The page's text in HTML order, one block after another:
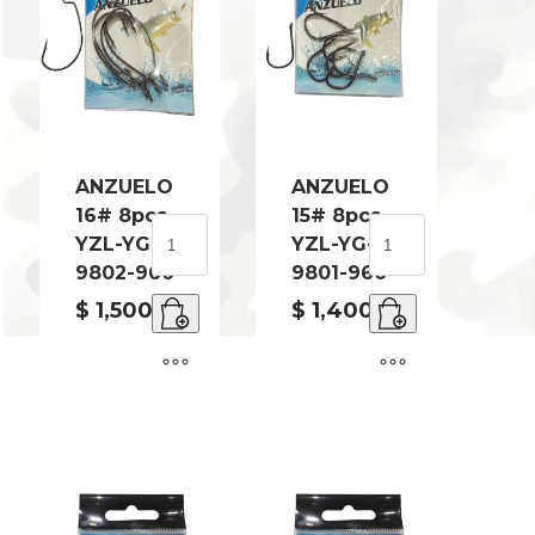
ANZUELO
16# 8pcs
YZL-YG-
9802-960
$ 1,500.00
ANZUELO
16#
8pcs
YZL-
YG-
9802-
ANZUELO
15# 8pcs
YZL-YG-
9801-960
$ 1,400.00
ANZUELO
15#
8pcs
YZL-
YG-
9801-